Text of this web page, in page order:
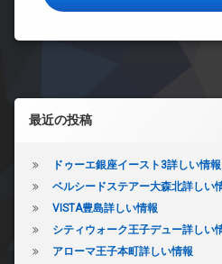
ッ
ク
ス
地
内
置
き
ナ
ペ
ッ
ト
分
譲
配
ア
ン
タ
ネ
ト
無
料
オ
左サイドバー
最近の投稿
ドゥーエ銀座イースト3詳しい情報
ベルシードステアー大森北詳しい
VISTA豊島詳しい情報
シティウォーク王子デュー詳しい
アローマ王子本町詳しい情報